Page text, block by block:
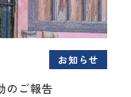
お知らせ
のご報告